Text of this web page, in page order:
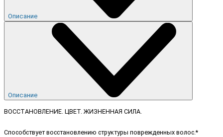
Описание
Описание
ВОССТАНОВЛЕНИЕ. ЦВЕТ. ЖИЗНЕННАЯ СИЛА.
Способствует восстановлению структуры поврежденных волос.*